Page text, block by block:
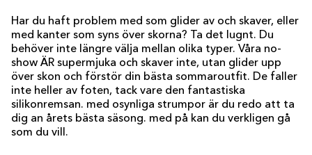
Har du haft problem med som glider av och skaver, eller
med kanter som syns över skorna? Ta det lugnt. Du
behöver inte längre välja mellan olika typer. Våra no-
show ÄR supermjuka och skaver inte, utan glider upp
över skon och förstör din bästa sommaroutfit. De faller
inte heller av foten, tack vare den fantastiska
silikonremsan. med osynliga strumpor är du redo att ta
dig an årets bästa säsong. med på kan du verkligen gå
som du vill.